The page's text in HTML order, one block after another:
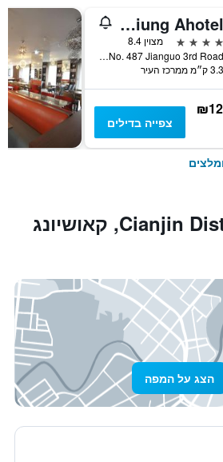
Kaohsiung Ahotel
4 כוכבים
מצוין 8.4
No. 487 Jianguo 3rd Road, קאושיונג, טייוואן
3.3 ק״מ ממרכז העיר
צפייה בדילים
הצג על המפה